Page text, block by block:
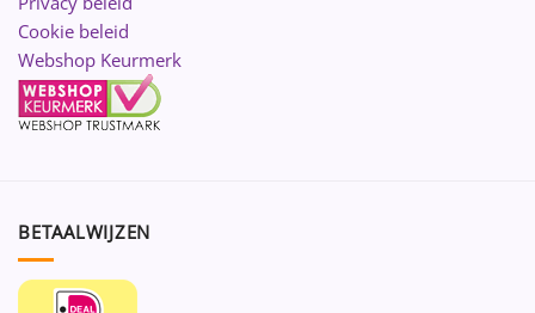
Cookie beleid
Webshop Keurmerk
BETAALWIJZEN